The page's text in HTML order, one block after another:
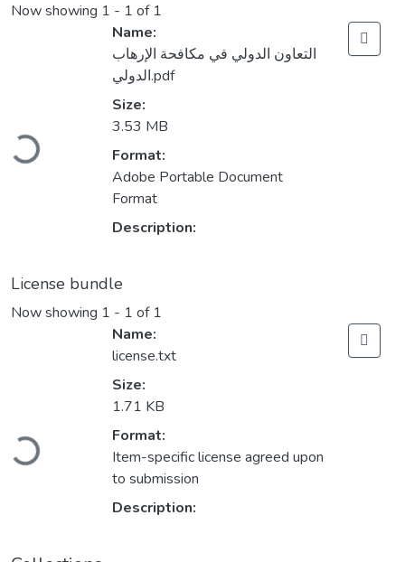
Now showing 1 - 1 of 1
Loading...
Name:
التعاون الدولي في مكافحة الإرهاب
الدولي.pdf
Size:
3.53 MB
Format:
Adobe Portable Document
Format
Description:
License bundle
Now showing 1 - 1 of 1
Loading...
Name:
license.txt
Size:
1.71 KB
Format:
Item-specific license agreed upon
to submission
Description: